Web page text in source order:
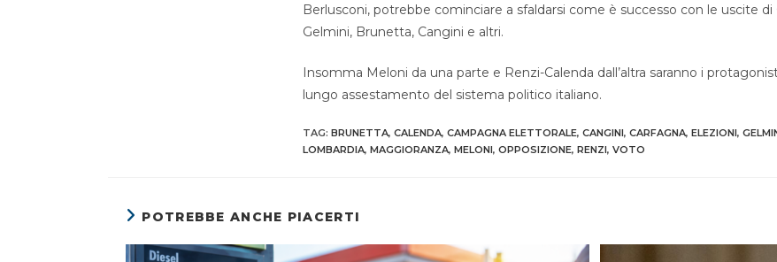
Berlusconi, potrebbe cominciare a sfaldarsi come è successo con le uscite di
Gelmini, Brunetta, Cangini e altri.
Insomma Meloni da una parte e Renzi-Calenda dall’altra saranno i
lungo assestamento del sistema politico italiano.
TAG: BRUNETTA, CALENDA, CAMPAGNA ELETTORALE, CANGINI, CARFAGNA, ELEZIONI,
LOMBARDIA, MAGGIORANZA, MELONI, OPPOSIZIONE, RENZI, VOTO
POTREBBE ANCHE PIACERTI